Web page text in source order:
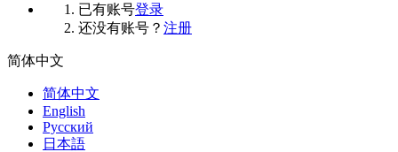
已有账号登录
还没有账号？ 注册
简体中文
简体中文
English
Русский
日本語